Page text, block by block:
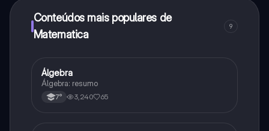
Conteúdos mais populares de
Matematica
9
Matematica
Álgebra
Álgebra: resumo
7° 3,240 65